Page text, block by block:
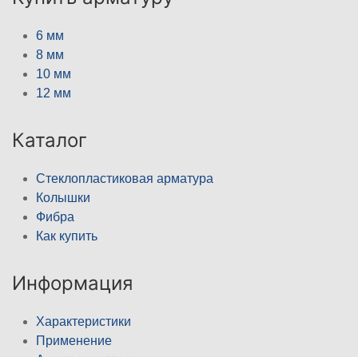
6 мм
8 мм
10 мм
12 мм
Каталог
Стеклопластиковая арматура
Колышки
Фибра
Как купить
Информация
Характеристики
Применение